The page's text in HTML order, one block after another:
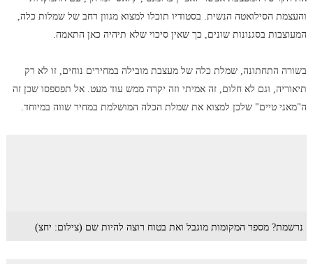
והעצמת הסילואטה הנשית. בסטודיו תוכלו למצוא מגוון רחב של שמלות כלה,
המעוצבות בסגנונות שונים, כך שאין סיכוי שלא תיהיה כאן התאמה.
בשורה התחתונה, שמלת כלה של מעצבת מובילה במחירים נוחים, זו לא רק
תיאוריה, וגם לא חלום, זה אמיתי וזה יקרה ממש עוד מעט. אל תפספסו שכן זה
ה"מאני טיים" שלכן למצוא את שמלת הכלה המושלמת במחיר שווה במיוחד.
נרשמת? מספר המקומות מוגבל ואת בטוח רוצה להיות שם (צילום: יחצ)